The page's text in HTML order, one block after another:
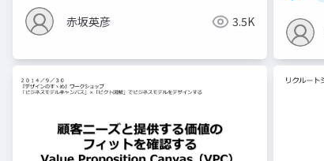
赤坂英彦 3.5K